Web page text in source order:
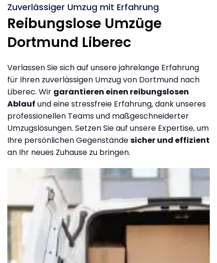
Zuverlässiger Umzug mit Erfahrung
Reibungslose Umzüge
Dortmund Liberec
Verlassen Sie sich auf unsere jahrelange Erfahrung
für Ihren zuverlässigen Umzug von Dortmund nach
Liberec. Wir garantieren einen reibungslosen
Ablauf und eine stressfreie Erfahrung, dank unseres
professionellen Teams und maßgeschneiderter
Umzugslösungen. Setzen Sie auf unsere Expertise, um
Ihre persönlichen Gegenständesicher und effizient
an Ihr neues Zuhause zu bringen.